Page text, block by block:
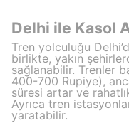
Delhi ile Kasol
Tren yolculuğu
birlikte, yakın
sağlanabilir. Trenler
400-700 Rupiye),
süresi artar ve
Ayrıca tren
yaratabilir.